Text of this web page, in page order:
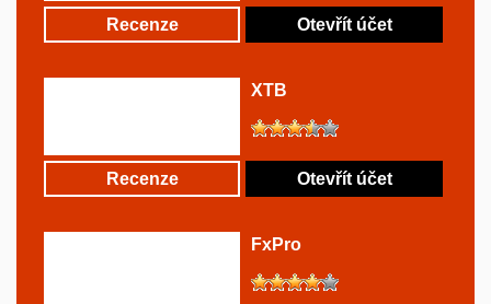
Recenze Otevřít účet
XTB
Recenze Otevřít účet
FxPro